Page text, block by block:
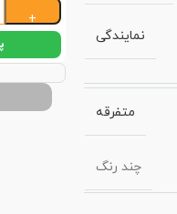
نمایندگی
متفرقه
چند رنگ
+